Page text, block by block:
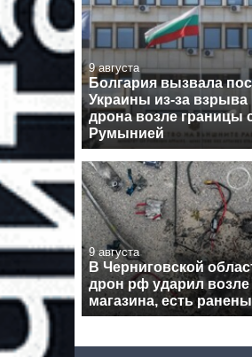
9 августа
Болгария вызвала
Украины из-за взрыва
дрона возле границы
Румынией
9 августа
В Черниговской
дрон рф ударил возле
магазина, есть